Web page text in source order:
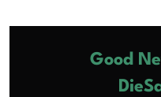
Good